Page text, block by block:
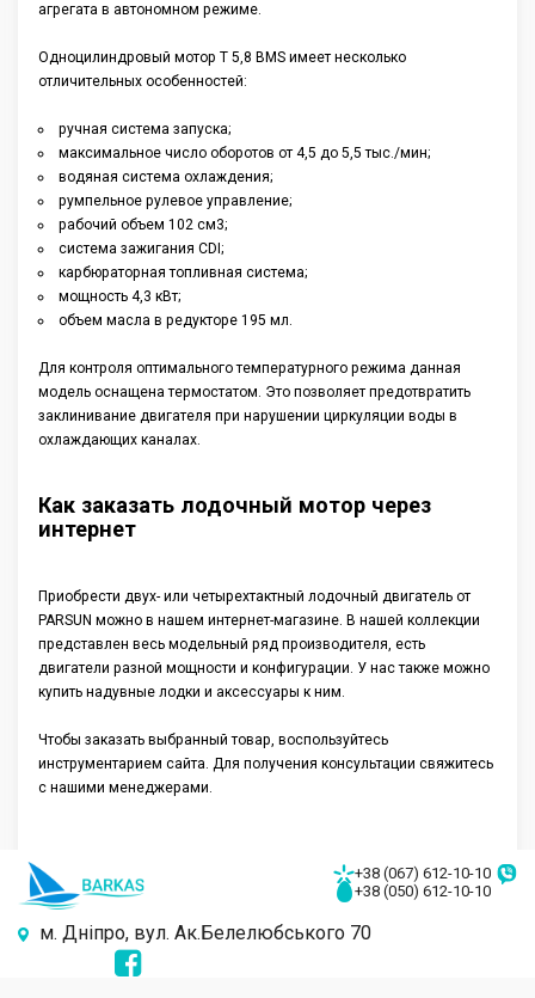
агрегата в автономном режиме.
Одноцилиндровый мотор T 5,8 BMS имеет несколько
отличительных особенностей:
ручная система запуска;
максимальное число оборотов от 4,5 до 5,5 тыс./мин;
водяная система охлаждения;
румпельное рулевое управление;
рабочий объем 102 см3;
система зажигания CDI;
карбюраторная топливная система;
мощность 4,3 кВт;
объем масла в редукторе 195 мл.
Для контроля оптимального температурного режима данная
модель оснащена термостатом. Это позволяет предотвратить
заклинивание двигателя при нарушении циркуляции воды в
охлаждающих каналах.
Как заказать лодочный мотор через
интернет
Приобрести двух- или четырехтактный лодочный двигатель от
PARSUN можно в нашем интернет-магазине. В нашей коллекции
представлен весь модельный ряд производителя, есть
двигатели разной мощности и конфигурации. У нас также можно
купить надувные лодки и аксессуары к ним.
Чтобы заказать выбранный товар, воспользуйтесь
инструментарием сайта. Для получения консультации свяжитесь
с нашими менеджерами.
+38 (067) 612-10-10
+38 (050) 612-10-10
м. Дніпро, вул. Ак.Белелюбського 70